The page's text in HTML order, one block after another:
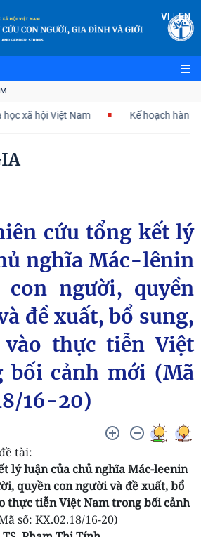
VI |EN
hội Việt Nam Kế hoạch hành
cứu tổng kết lý
nghĩa Mác-lênin
người, quyền
đề xuất, bổ sung,
thực tiễn Việt
bối cảnh mới (Mã
16-20)
tài:
lý luận của chủ nghĩa Mác-leenin
quyền con người và đề xuất, bổ
thực tiễn Việt Nam trong bối cảnh
số: KX.02.18/16-20)